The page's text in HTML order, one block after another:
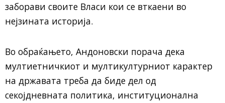
заборави своите Власи кои се вткаени во
нејзината историја.
Во обраќањето, Андоновски порача дека
мултиетничкиот и мултикултурниот карактер
на државата треба да биде дел од
секојдневната политика, институционална